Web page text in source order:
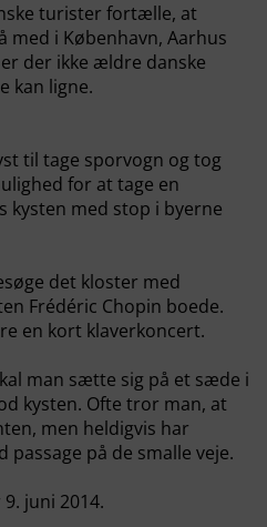
turister fortælle, at
med i København, Aarhus
der ikke ældre danske
kan ligne.
til tage sporvogn og tog
for at tage en
kysten med stop i byerne
det kloster med
Frédéric Chopin boede.
en kort klaverkoncert.
man sætte sig på et sæde i
kysten. Ofte tror man, at
men heldigvis har
passage på de smalle veje.
juni 2014.